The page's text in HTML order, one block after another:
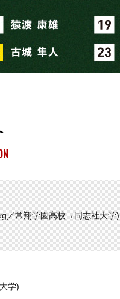
／常翔学園高校→同志社大学)
学)